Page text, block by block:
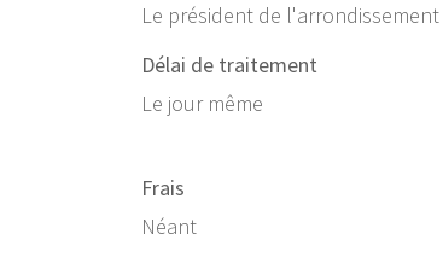
Le président de
Délai de traitement
Le jour même
Frais
Néant